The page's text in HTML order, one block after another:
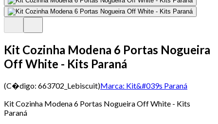
Kit Cozinha Modena 6 Portas Nogueira
Off White - Kits Paraná
(C�digo: 663702_Lebiscuit)Marca: Kit&#039s Paraná
Kit Cozinha Modena 6 Portas Nogueira Off White - Kits
Paraná